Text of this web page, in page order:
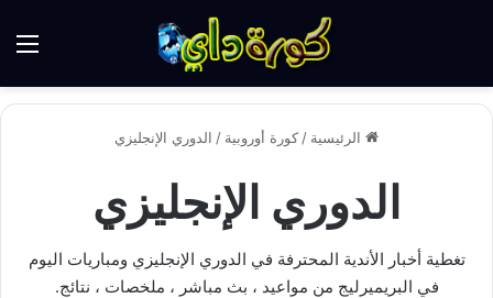
الرئيسية / كورة أوروبية / الدوري الإنجليزي
الدوري الإنجليزي
تغطية أخبار الأندية المحترفة في الدوري الإنجليزي ومباريات اليوم
في البريميرليج من مواعيد ، بث مباشر ، ملخصات ، نتائج.